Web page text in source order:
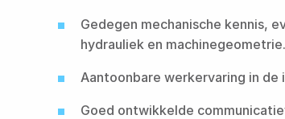
Gedegen mechanische kennis,
hydrauliek en machinegeometrie.​​​​‌ ‍ ​‍​‍‌‍ ‌ ​‍‌‍‍‌‌‍‌ ‌‍‍‌‌‍ ‍​‍​‍​ ‍‍​‍​‍‌ ​ ‌‍​‌‌‍ ‍‌‍‍‌‌ ‌​‌ ‍‌​‍ ‍‌‍‍‌‌‍ ​‍​‍​‍ ​​‍​‍‌‍‍​‌ ​‍‌‍‌‌‌‍‌‍​‍​‍​ ‍‍​‍​‍​‍ ‌ ​ ‌ ‌​‌ ‌‌‌‍‌​‌‍‍‌‌‍ ​‍ ‌‍‍‌‌‍ ‍‌ ‌​‌‍‌‌‌‍ ‍‌ ‌​​‍ ‌‍‌‌‌‍‌​‌‍‍‌‌ ‌​​‍ ‌‍ ‌‌‍ ‌‍‌​‌‍‌‌​ ‌‌ ​​‌ ​‍‌‍‌‌‌ ​ ‌‍‌‌‌‍ ‍‌ ‌​‌‍​‌‌ ‌​‌‍‍‌‌‍ ‌‍ ‍​ ‍ ‌‍‍‌‌‍‌​​ ‌‌ ‌‍‌‍​‌‌‍​ ‌‍​‌‌ ‌​‌ ‌‌‌ ​‍‌‍‌‌​‍ ‍‌‍‌​​ ​‍​ ​​​ ‍​​ ​‌​ ‍‌​ ​‍​ ​ ​ ‌‍‌‍‌​​ ​‍​ ‌‌​ ‌​‌‍​‍​ ​​​ ​ ​ ‍ ‌ ‌​‌ ‍‌‌ ​​‌‍‌‌​ ‌‌ ‌‍‌‍​‌‌‍​ ‌‍​‌‌ ‌​‌ ‌‌‌ ​‍‌‍‌‌​ ‍ ‌ ​​‌‍​‌‌ ‌​‌‍‍​​ ‌‌ ​‍‌‍‌‌‌ ​‌‌ ‌‌‌‍‍‌‌ ​‍‌‍‌‌‌‍ ‌‌‍‌‌‌‍ ‍‌ ‌​‌ ​ ​‍‌‌​ ‌‌‌​​‍​ ​‌​‍‌‌​ ‌‌‌​‌​​ ‌‍​‍‌‍​‌‌ ​ ‌‍‌‌‌‌‌‌‌ ​‍‌‍ ​​ ‌​‍‌‌​ ​‍‌​‌‍‌ ​ ‌ ‌​‌ ‌‌‌‍‌​‌‍‍‌‌‍ ​‍‌‍‌‍‍‌‌‍‌​​ ‌‌ ‌‍‌‍​‌‌‍​ ‌‍​‌‌ ‌​‌ ‌‌‌ ​‍‌‍‌‌​‍ ‍‌‍‌​​ ​‍​ ​​​ ‍​​ ​‌​ ‍‌​ ​‍​ ​ ​ ‌‍‌‍‌​​ ​‍​ ‌‌​ ‌​‌‍​‍​ ​​​ ​ ​‍‌‍‌ ‌​‌ ‍‌‌ ​​‌‍‌‌​ ‌‌ ‌‍‌‍​‌‌‍​ ‌‍​‌‌ ‌​‌ ‌‌‌ ​‍‌‍‌‌​‍‌‍‌ ​​‌‍​‌‌ ‌​‌‍‍​​ ‌‌ ​‍‌‍‌‌‌ ​‌‌ ‌‌‌‍‍‌‌ ​‍‌‍‌‌‌‍ ‌‌‍‌‌‌‍ ‍‌ ‌​‌ ​ ​‍‌‌​ ‌‌‌​​‍​ ​‌​‍‌‌​ ‌‌‌​‌​​‍‌‍‌ ​​‌‍‌‌‌ ​‍‌ ​ ‌ ​​‌‍‌‌‌‍​ ‌ ‌​‌‍‍‌‌ ‌‍‌‍‌‌​ ‌‌ ​​‌ ‌‌‌‍​‍‌‍ ​‌‍‍‌‌ ​ ‌‍‍​‌‍‌‌‌‍‌​​‍​‍‌ ‌
Aantoonbare werkervaring in de industriële dienstverlening.​​​​‌
Goed ontwikkelde communicatieve vaardigheden, flexibel en leergierig.​​​​‌